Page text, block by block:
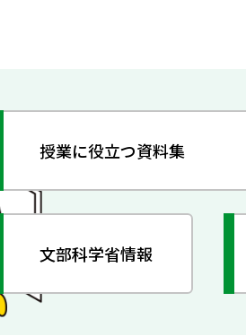
授業に役立つ資料集
文部科学省情報